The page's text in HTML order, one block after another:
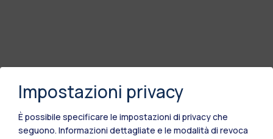
Impostazioni privacy
È possibile specificare le impostazioni di privacy che
seguono. Informazioni dettagliate e le modalità di revoca